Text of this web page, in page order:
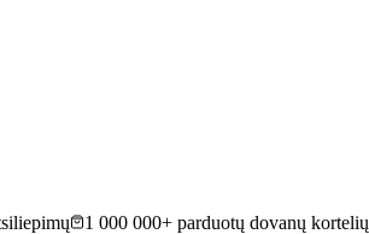
1 000 000+ parduotų dovanų kortelių